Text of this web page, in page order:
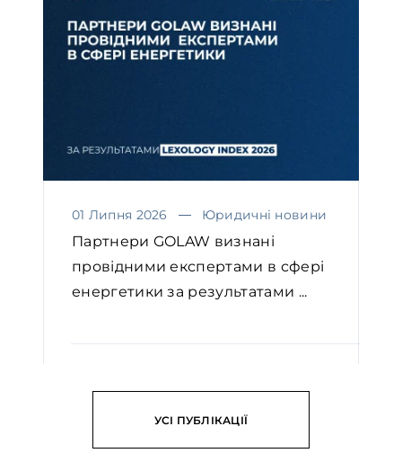
01 Липня 2026 Юридичні новини
Партнери GOLAW визнані
провідними експертами в сфері
енергетики за результатами ...
УСІ ПУБЛІКАЦІЇ